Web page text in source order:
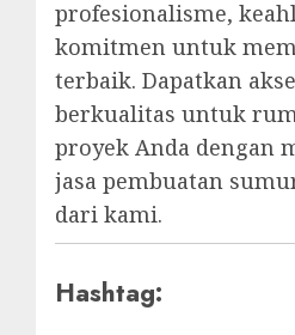
profesionalisme,
komitmen untuk
terbaik. Dapatkan
berkualitas untuk
proyek Anda dengan
jasa pembuatan
dari kami.
Hashtag: